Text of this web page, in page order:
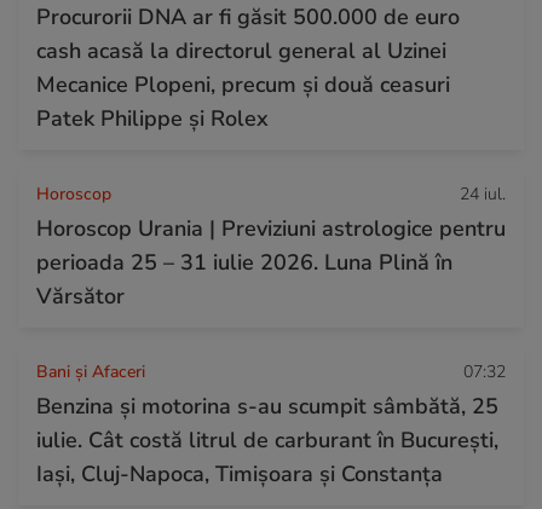
Procurorii DNA ar fi găsit 500.000 de euro
cash acasă la directorul general al Uzinei
Mecanice Plopeni, precum și două ceasuri
Patek Philippe și Rolex
Horoscop 24 iul.
Horoscop Urania | Previziuni astrologice pentru
perioada 25 – 31 iulie 2026. Luna Plină în
Vărsător
Bani și Afaceri 07:32
Benzina și motorina s-au scumpit sâmbătă, 25
iulie. Cât costă litrul de carburant în București,
Iași, Cluj-Napoca, Timișoara și Constanța